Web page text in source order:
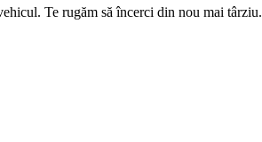
Te rugăm să încerci din nou mai târziu.